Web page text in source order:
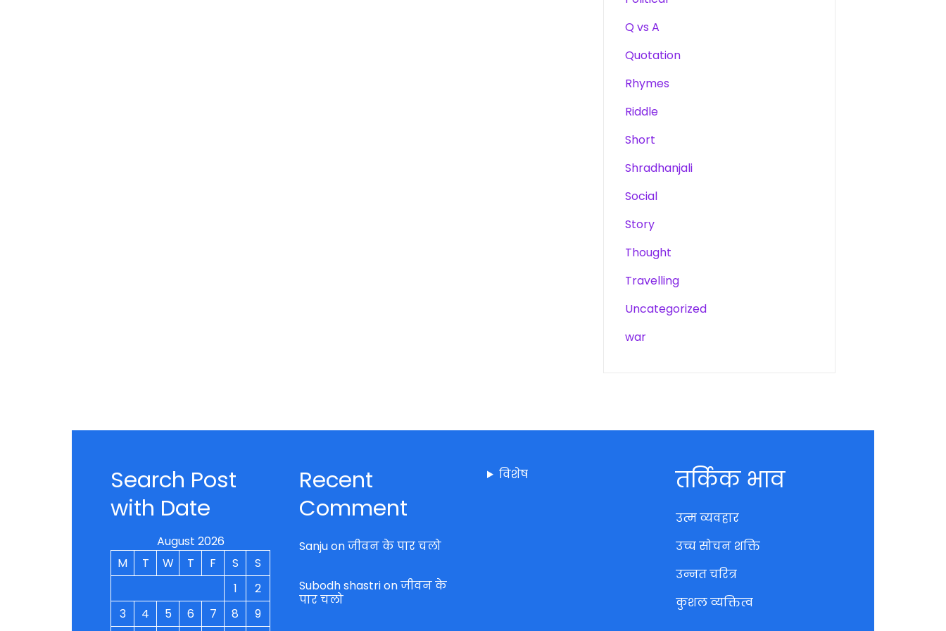
Q vs A
Quotation
Rhymes
Riddle
Short
Shradhanjali
Social
Story
Thought
Travelling
Uncategorized
war
Search Post
with Date
August 2026
M
T W T F S
S
1
2
3
4 5 6 7 8 9
Recent
Comment
Sanjuonजीवन के पार चलो
Subodh shastrionजीवन के
पार चलो
विशेष तर्किक भाव
उत्म व्यवहार
उच्च सोचन शक्ति
उन्नत चरित्र
कुशल व्यक्तित्व